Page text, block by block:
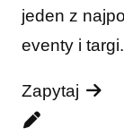
jeden z
eventy i targi.
Zapytaj